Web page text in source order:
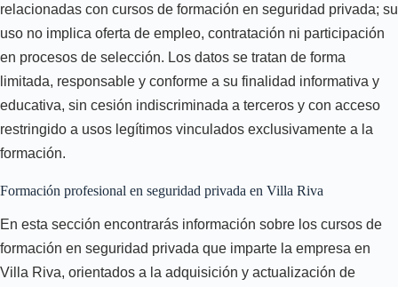
relacionadas con cursos de formación en seguridad privada; su
uso no implica oferta de empleo, contratación ni participación
en procesos de selección. Los datos se tratan de forma
limitada, responsable y conforme a su finalidad informativa y
educativa, sin cesión indiscriminada a terceros y con acceso
restringido a usos legítimos vinculados exclusivamente a la
formación.
Formación profesional en seguridad privada en Villa Riva
En esta sección encontrarás información sobre los cursos de
formación en seguridad privada que imparte la empresa en
Villa Riva, orientados a la adquisición y actualización de